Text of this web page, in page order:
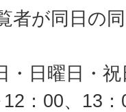
者が同日の
・日曜日・
：00、13